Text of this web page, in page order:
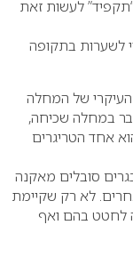
לעשות זאת
לשערות בתקופה
של המחלה
במחלה שכיחה,
אחד הטריגרים
סובלים מאקנה
לא רק שקיימת
לחטט בהם ואף